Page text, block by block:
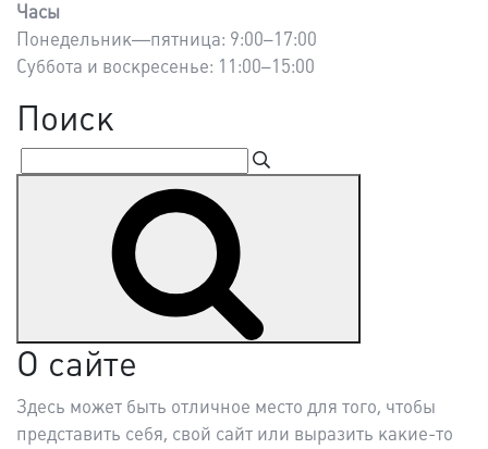
Часы
Понедельник—пятница: 9:00–17:00
Суббота и воскресенье: 11:00–15:00
Поиск
Искать:
О сайте
Здесь может быть отличное место для того, чтобы
представить себя, свой сайт или выразить какие-то